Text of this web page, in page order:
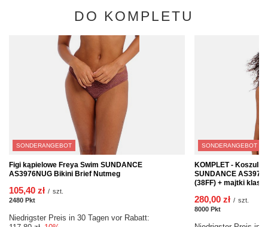
DO KOMPLETU
SONDERANGEBOT
Figi kąpielowe Freya Swim SUNDANCE
AS3976NUG Bikini Brief Nutmeg
105,40 zł / szt.
2480 Pkt
Niedrigster Preis in 30 Tagen vor Rabatt:
SONDERANGEBOT
KOMPLET -
SUNDANCE
(38FF) + majtki
280,00 zł / szt.
8000 Pkt